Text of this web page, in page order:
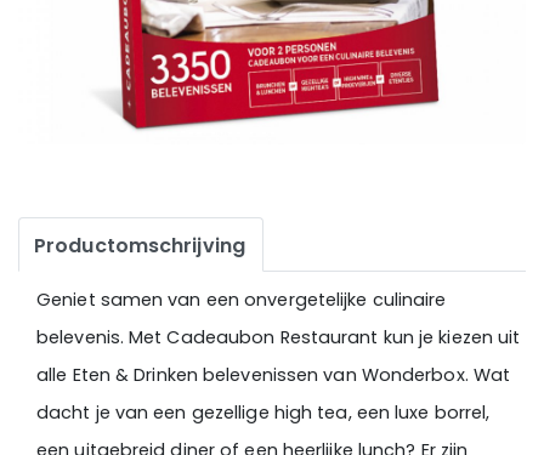
Productomschrijving
Geniet samen van een onvergetelijke culinaire
belevenis. Met Cadeaubon Restaurant kun je kiezen uit
alle Eten & Drinken belevenissen van Wonderbox. Wat
dacht je van een gezellige high tea, een luxe borrel,
een uitgebreid diner of een heerlijke lunch? Er zijn